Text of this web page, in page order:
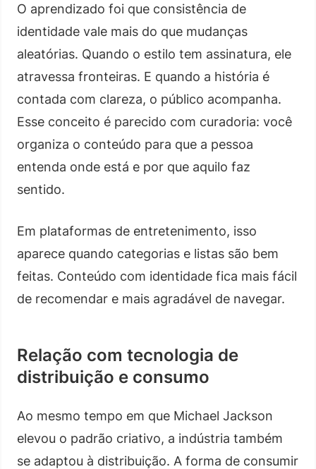
O aprendizado foi que consistência de
identidade vale mais do que mudanças
aleatórias. Quando o estilo tem assinatura, ele
atravessa fronteiras. E quando a história é
contada com clareza, o público acompanha.
Esse conceito é parecido com curadoria: você
organiza o conteúdo para que a pessoa
entenda onde está e por que aquilo faz
sentido.
Em plataformas de entretenimento, isso
aparece quando categorias e listas são bem
feitas. Conteúdo com identidade fica mais fácil
de recomendar e mais agradável de navegar.
Relação com tecnologia de
distribuição e consumo
Ao mesmo tempo em que Michael Jackson
elevou o padrão criativo, a indústria também
se adaptou à distribuição. A forma de consumir